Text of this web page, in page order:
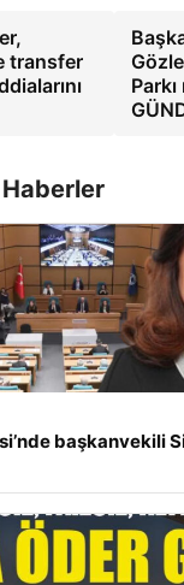
transfer
başkanvekili